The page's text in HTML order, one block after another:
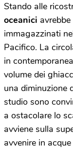
Stando alle
oceanici
immagazzinati
Pacifico. La
in
volume dei
una diminuzione
studio sono
a ostacolare lo
avviene sulla
avvenire in